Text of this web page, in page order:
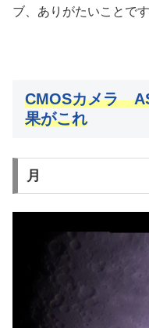
ブ、ありがたいことです
CMOSカメラ
果がこれ
月